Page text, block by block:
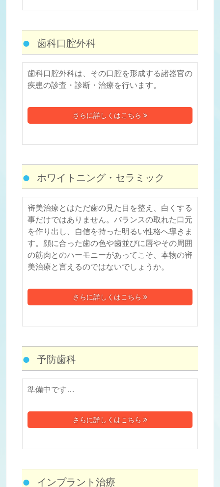
歯科口腔外科
歯科口腔外科は、その口腔を形成する諸器官の
疾患の診査・診断・治療を行います。
さらに詳しくはこちら
ホワイトニング・セラミック
審美治療とはただ歯の見た目を整え、白くする
事だけではありません。バランスの取れた口元
を作り出し、自信を持った明るい性格へ導きま
す。顔に合った歯の色や歯並びに唇やその周囲
の筋肉とのハーモニーがあってこそ、本物の審
美治療と言えるのではないでしょうか。
さらに詳しくはこちら
予防歯科
準備中です…
さらに詳しくはこちら
インプラント治療